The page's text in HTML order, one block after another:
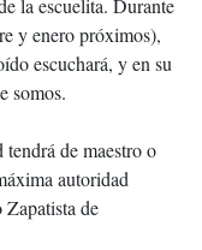
la escuelita. Durante
y enero próximos),
escuchará, y en su
somos.
tendrá de maestro o
autoridad
Zapatista de